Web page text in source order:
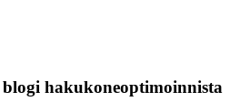
hakukoneoptimoinnista